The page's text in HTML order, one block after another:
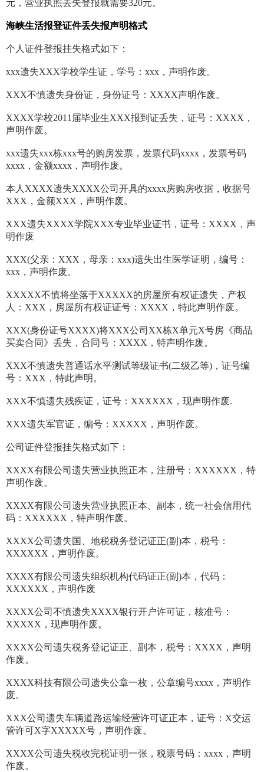
元，营业执照丢失登报就需要320元。
海峡生活报登证件丢失报声明格式
个人证件登报挂失格式如下：
xxx遗失XXX学校学生证，学号：xxx，声明作废。
XXX不慎遗失身份证，身份证号：XXXX声明作废。
XXXX学校2011届毕业生XXX报到证丢失，证号：XXXX，
声明作废。
xxx遗失xxx栋xxx号的购房发票，发票代码xxxx，发票号码
xxxx，金额xxxx，声明作废。
本人XXXX遗失XXXX公司开具的xxxx房购房收据，收据号
XXX，金额XXX，声明作废。
XXX遗失XXXX学院XXX专业毕业证书，证号：XXXX，声
明作废
XXX(父亲：XXX，母亲：xxx)遗失出生医学证明，编号：
xxx，声明作废。
XXXXX不慎将坐落于XXXXX的房屋所有权证遗失，产权
人：XXX，房屋所有权证证号：XXXX，特此声明作废。
XXX(身份证号XXXX)将XXX公司XX栋X单元X号房《商品
买卖合同》丢失，合同号：XXXX，特声明作废。
XXX不慎遗失普通话水平测试等级证书(二级乙等)，证号编
号：XXX，特此声明。
XXX不慎遗失残疾证，证号：XXXXXX，现声明作废.
XXX遗失军官证，编号：XXXXX，声明作废。
公司证件登报挂失格式如下：
XXXX有限公司遗失营业执照正本，注册号：XXXXXX，特
声明作废。
XXXX有限公司遗失营业执照正本、副本，统一社会信用代
码：XXXXXX，特声明作废。
XXXX公司遗失国、地税税务登记证正(副)本，税号：
XXXXXX，声明作废。
XXXX有限公司遗失组织机构代码证正(副)本，代码：
XXXXXX，声明作废
XXXX公司不慎遗失XXXX银行开户许可证，核准号：
XXXXX，现声明作废。
XXXX公司遗失税务登记证正、副本，税号：XXXX，声明
作废。
XXXX科技有限公司遗失公章一枚，公章编号xxxx，声明作
废。
XXX公司遗失车辆道路运输经营许可证正本，证号：X交运
管许可X字XXXXX号，声明作废。
XXXX公司遗失税收完税证明一张，税票号码：xxxx，声明
作废。